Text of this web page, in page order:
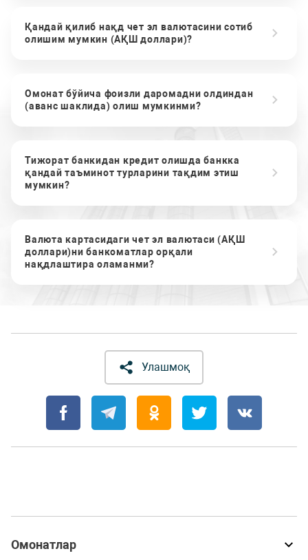
Қандай қилиб нақд чет эл валютасини сотиб
олишим мумкин (АҚШ доллари)?
Омонат бўйича фоизли даромадни олдиндан
(аванс шаклида) олиш мумкинми?
Тижорат банкидан кредит олишда банкка
қандай таъминот турларини тақдим этиш
мумкин?
Валюта картасидаги чет эл валютаси (АҚШ
доллари)ни банкоматлар орқали
нақдлаштира оламанми?
Улашмоқ
Омонатлар